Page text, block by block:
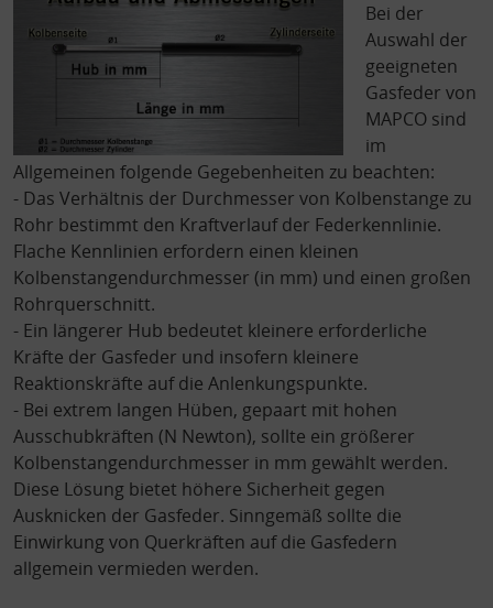
Bei der
Auswahl der
geeigneten
Gasfeder von
MAPCO sind
im
Allgemeinen folgende Gegebenheiten zu beachten:
- Das Verhältnis der Durchmesser von Kolbenstange zu
Rohr bestimmt den Kraftverlauf der Federkennlinie.
Flache Kennlinien erfordern einen kleinen
Kolbenstangendurchmesser (in mm) und einen großen
Rohrquerschnitt.
- Ein längerer Hub bedeutet kleinere erforderliche
Kräfte der Gasfeder und insofern kleinere
Reaktionskräfte auf die Anlenkungspunkte.
- Bei extrem langen Hüben, gepaart mit hohen
Ausschubkräften (N Newton), sollte ein größerer
Kolbenstangendurchmesser in mm gewählt werden.
Diese Lösung bietet höhere Sicherheit gegen
Ausknicken der Gasfeder. Sinngemäß sollte die
Einwirkung von Querkräften auf die Gasfedern
allgemein vermieden werden.